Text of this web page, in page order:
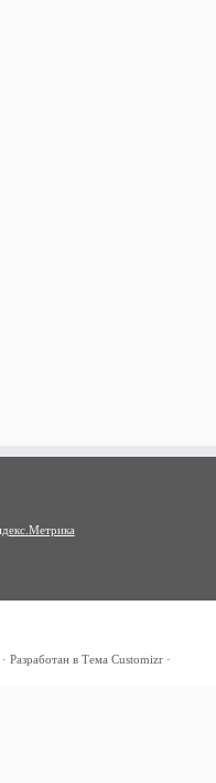
· Разработан в Тема Customizr ·